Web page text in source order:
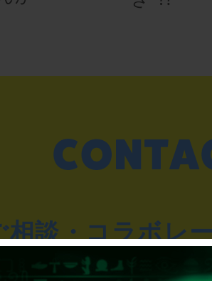
相談・コラボレ
からのご質問や